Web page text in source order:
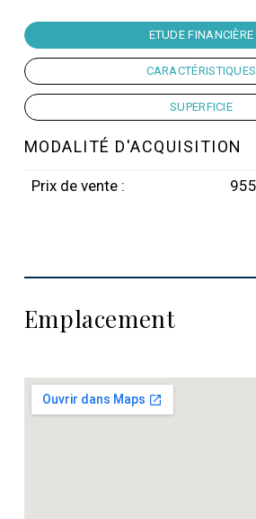
ETUDE FINANCIÈRE
CARACTÉRISTIQUES
SUPERFICIE
MODALITÉ D'ACQUISITION
Prix de vente :
Emplacement